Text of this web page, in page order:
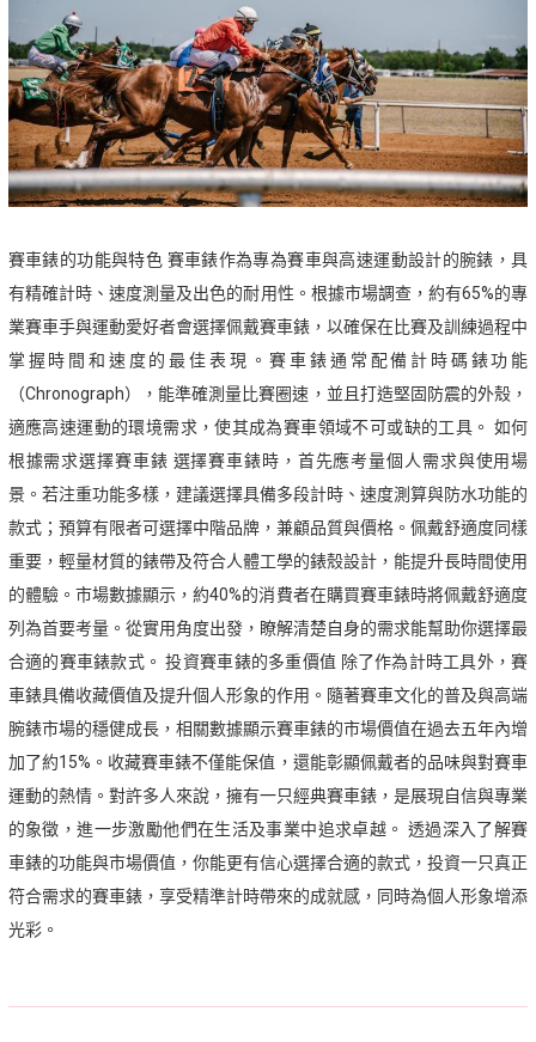
賽車錶的功能與特色 賽車錶作為專為賽車與高速運動設計的腕錶，具
有精確計時、速度測量及出色的耐用性。根據市場調查，約有65%的專
業賽車手與運動愛好者會選擇佩戴賽車錶，以確保在比賽及訓練過程中
掌握時間和速度的最佳表現。賽車錶通常配備計時碼錶功能
（Chronograph），能準確測量比賽圈速，並且打造堅固防震的外殼，
適應高速運動的環境需求，使其成為賽車領域不可或缺的工具。 如何
根據需求選擇賽車錶 選擇賽車錶時，首先應考量個人需求與使用場
景。若注重功能多樣，建議選擇具備多段計時、速度測算與防水功能的
款式；預算有限者可選擇中階品牌，兼顧品質與價格。佩戴舒適度同樣
重要，輕量材質的錶帶及符合人體工學的錶殼設計，能提升長時間使用
的體驗。市場數據顯示，約40%的消費者在購買賽車錶時將佩戴舒適度
列為首要考量。從實用角度出發，瞭解清楚自身的需求能幫助你選擇最
合適的賽車錶款式。 投資賽車錶的多重價值 除了作為計時工具外，賽
車錶具備收藏價值及提升個人形象的作用。隨著賽車文化的普及與高端
腕錶市場的穩健成長，相關數據顯示賽車錶的市場價值在過去五年內增
加了約15%。收藏賽車錶不僅能保值，還能彰顯佩戴者的品味與對賽車
運動的熱情。對許多人來說，擁有一只經典賽車錶，是展現自信與專業
的象徵，進一步激勵他們在生活及事業中追求卓越。 透過深入了解賽
車錶的功能與市場價值，你能更有信心選擇合適的款式，投資一只真正
符合需求的賽車錶，享受精準計時帶來的成就感，同時為個人形象增添
光彩。